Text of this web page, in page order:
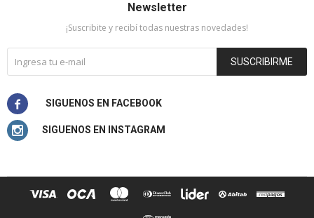
Newsletter
¡Suscribite y recibí todas nuestras novedades!
SUSCRIBIRME

